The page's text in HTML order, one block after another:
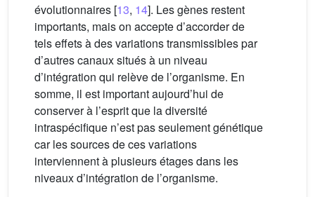
évolutionnaires [13, 14]. Les gènes restent
importants, mais on accepte d’accorder de
tels effets à des variations transmissibles par
d’autres canaux situés à un niveau
d’intégration qui relève de l’organisme. En
somme, il est important aujourd’hui de
conserver à l’esprit que la diversité
intraspécifique n’est pas seulement génétique
car les sources de ces variations
interviennent à plusieurs étages dans les
niveaux d’intégration de l’organisme.